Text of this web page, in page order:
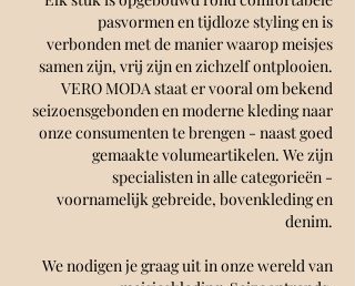
pasvormen en tijdloze styling en is
verbonden met de manier waarop meisjes
samen zijn, vrij zijn en zichzelf ontplooien.
VERO MODA staat er vooral om bekend
seizoensgebonden en moderne kleding naar
onze consumenten te brengen - naast goed
gemaakte volumeartikelen. We zijn
specialisten in alle categorieën -
voornamelijk gebreide, bovenkleding en
denim.
We nodigen je graag uit in onze wereld van